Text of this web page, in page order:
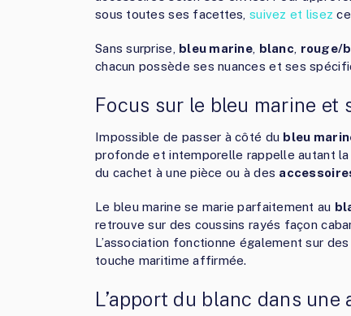
sous toutes ses facettes,suivez et lisez
Sans surprise, bleu marine, blanc, rouge/
chacun possède ses nuances et ses
Focus sur le bleu marine et
Impossible de passer à côté du bleu
profonde et intemporelle rappelle autant
du cachet à une pièce ou à des
Le bleu marine se marie parfaitement au
retrouve sur des coussins rayés façon
L’association fonctionne également sur
touche maritime affirmée.
L’apport du blanc dans